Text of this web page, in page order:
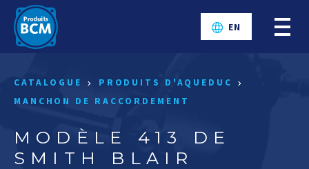
EN
CATALOGUE
PRODUITS D'AQUEDUC
MANCHON DE RACCORDEMENT
MODÈLE 413 DE
SMITH BLAIR